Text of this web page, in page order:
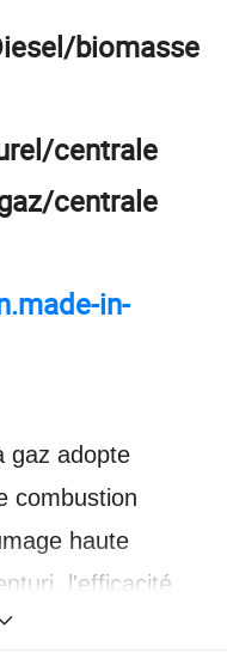
biomasse
centrale
centrale
in-
gaz adopte
combustion
haute
l'efficacité
naturel peut